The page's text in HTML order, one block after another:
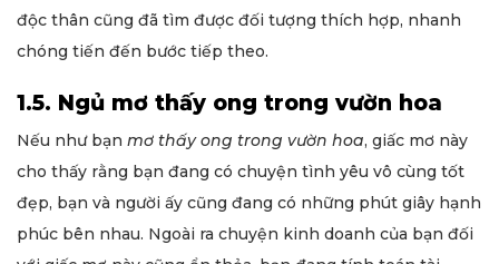
độc thân cũng đã tìm được đối tượng thích hợp, nhanh
chóng tiến đến bước tiếp theo.
1.5. Ngủ mơ thấy ong trong vườn hoa
Nếu như bạn mơ thấy ong trong vườn hoa, giấc mơ này
cho thấy rằng bạn đang có chuyện tình yêu vô cùng tốt
đẹp, bạn và người ấy cũng đang có những phút giây hạnh
phúc bên nhau. Ngoài ra chuyện kinh doanh của bạn đối